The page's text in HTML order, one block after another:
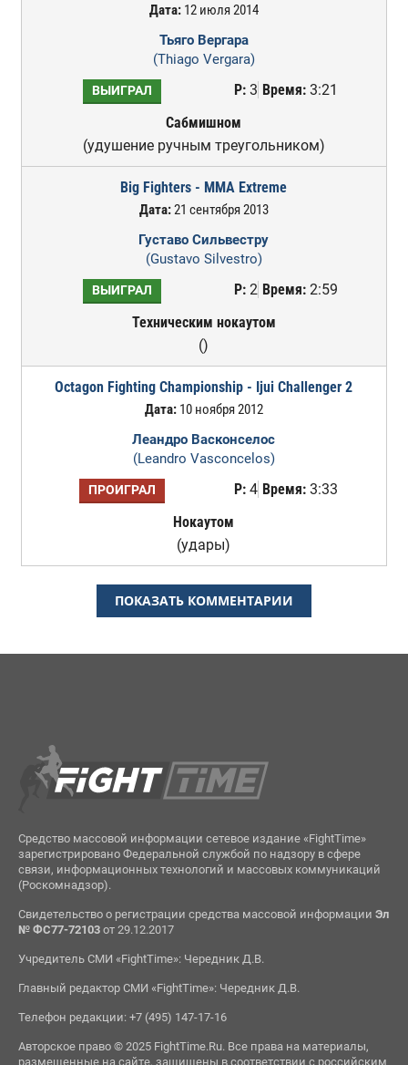
Дата:12 июля 2014
Тьяго Вергара
(Thiago Vergara)
ВЫИГРАЛ Р:3 Время:3:21
Сабмишном
(удушение ручным треугольником)
Big Fighters - MMA Extreme
Дата:21 сентября 2013
Густаво Сильвестру
(Gustavo Silvestro)
ВЫИГРАЛ Р:2 Время:2:59
Техническим нокаутом
()
Octagon Fighting Championship - Ijui Challenger 2
Дата:10 ноября 2012
Леандро Васконселос
(Leandro Vasconcelos)
ПРОИГРАЛ Р:4 Время:3:33
Нокаутом
(удары)
ПОКАЗАТЬ КОММЕНТАРИИ
Средство массовой информации сетевое издание «FightTime»
зарегистрировано Федеральной службой по надзору в сфере
связи, информационных технологий и массовых коммуникаций
(Роскомнадзор).
Свидетельство о регистрации средства массовой информации Эл
№ ФС77-72103от 29.12.2017
Учредитель СМИ «FightTime»: Чередник Д.В.
Главный редактор СМИ «FightTime»: Чередник Д.В.
Телефон редакции: +7 (495) 147-17-16
Авторское право © 2025 FightTime.Ru. Все права на материалы,
размещенные на сайте, защищены в соответствии с российским